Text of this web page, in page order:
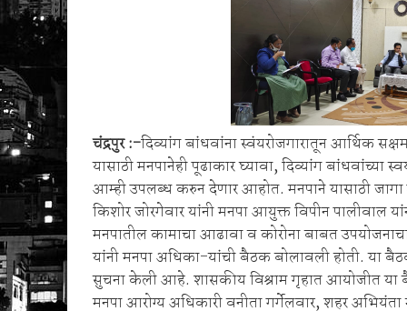
सिंदेवाही पोलिसांची धडक कारवाई; २५
चंद्रपुर :-दिव्यांग बांधवांना स्वंयरोजगारातून आर्थिक
यासाठी मनपानेही पूढाकार घ्यावा, दिव्यांग बांधवांच्या
आम्ही उपलब्ध करुन देणार आहोत. मनपाने यासाठी
किशोर जोरगेवार यांनी मनपा आयुक्त विपीन पालीवाल
मनपातील कामाचा आढावा व कोरोना बाबत
यांनी मनपा अधिका-यांची बैठक बोलावली होती. या
सुचना केली आहे. शासकीय विश्राम गृहात आयोजीत या
मनपा आरोग्य अधिकारी वनीता गर्गेलवार, शहर